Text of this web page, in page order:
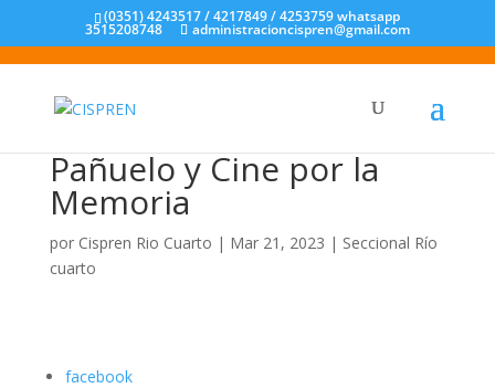
(0351) 4243517 / 4217849 / 4253759 whatsapp
3515208748 administracioncispren@gmail.com
Pañuelo y Cine por la
Memoria
por Cispren Rio Cuarto | Mar 21, 2023 | Seccional Río
cuarto
facebook